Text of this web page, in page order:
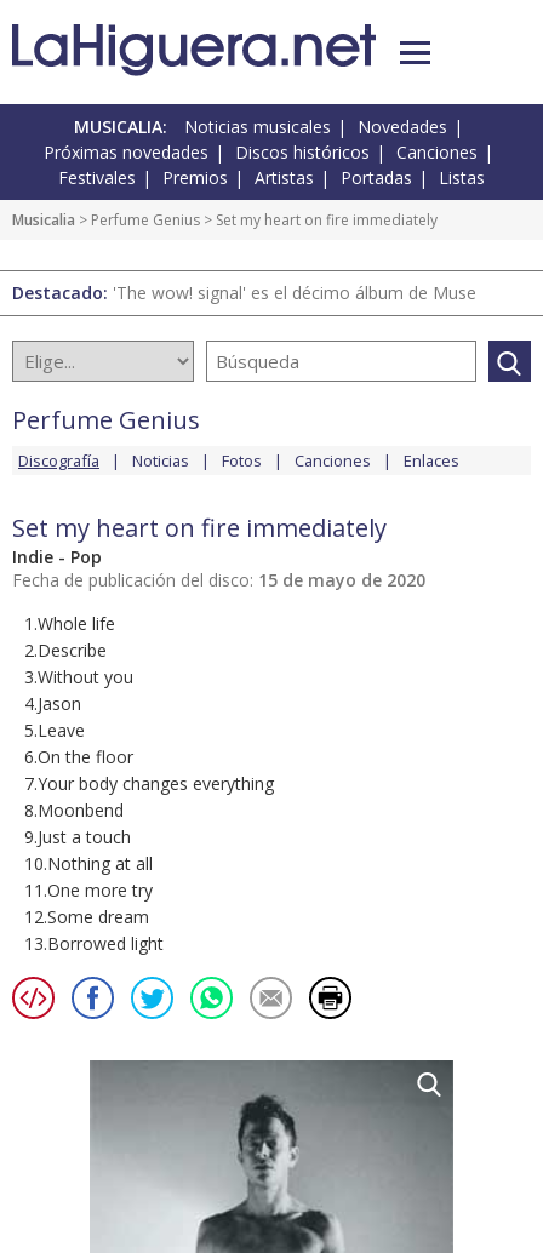
MUSICALIA: Noticias musicales
Novedades
Próximas novedades
Discos históricos
Canciones
Festivales
Premios Artistas Portadas Listas
Musicalia > Perfume Genius > Set my heart on fire immediately
Destacado: 'The wow! signal' es el décimo álbum de Muse
Perfume Genius
Discografía Noticias Fotos Canciones Enlaces
Set my heart on fire immediately
Indie - Pop
Fecha de publicación del disco: 15 de mayo de 2020
1.Whole life
2.Describe
3.Without you
4.Jason
5.Leave
6.On the floor
7.Your body changes everything
8.Moonbend
9.Just a touch
10.Nothing at all
11.One more try
12.Some dream
13.Borrowed light